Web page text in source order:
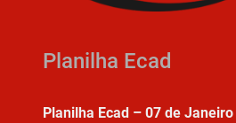
Planilha Ecad
Planilha Ecad – 07 de